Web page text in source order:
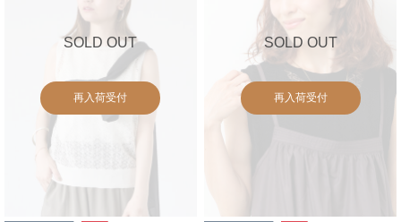
SOLD OUT
再入荷受付
SOLD OUT
再入荷受付